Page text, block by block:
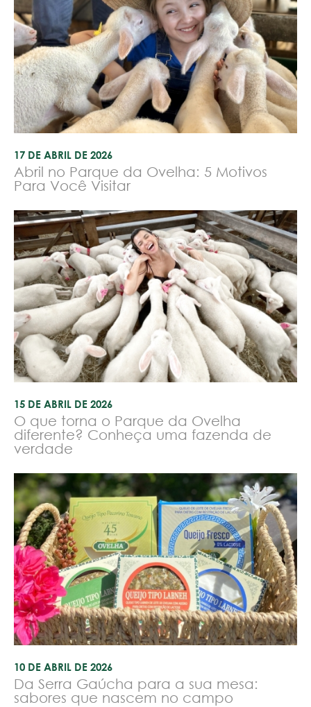
17 DE ABRIL DE 2026
Abril no Parque da Ovelha: 5 Motivos
Para Você Visitar
15 DE ABRIL DE 2026
O que torna o Parque da Ovelha
diferente? Conheça uma fazenda de
verdade
10 DE ABRIL DE 2026
Da Serra Gaúcha para a sua mesa:
sabores que nascem no campo